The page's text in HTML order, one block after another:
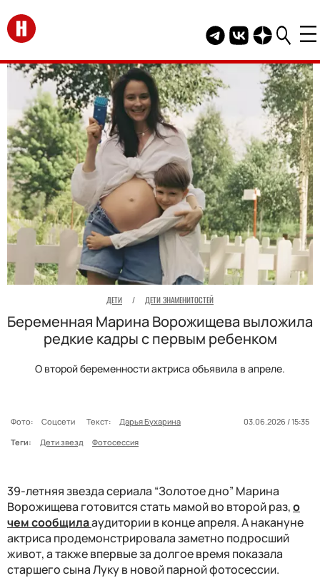
Перейти на главную
Telegram канал
Группа HELLO
Канал
ДЕТИ / ДЕТИ ЗНАМЕНИТОСТЕЙ
Беременная Марина Ворожищева выложила
редкие кадры с первым ребенком
О второй беременности актриса объявила в апреле.
Фото: Соцсети Текст: Дарья Бухарина
03.06.2026 / 15:35
Теги:
Дети звезд Фотосессия
39-летняя звезда сериала “Золотое дно” Марина
Ворожищева готовится стать мамой во второй раз,о
чем сообщилааудитории в конце апреля. А накануне
актриса продемонстрировала заметно подросший
живот, а также впервые за долгое время показала
старшего сына Луку в новой парной фотосессии.